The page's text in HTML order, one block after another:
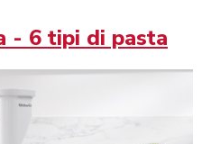
- 6 tipi di pasta